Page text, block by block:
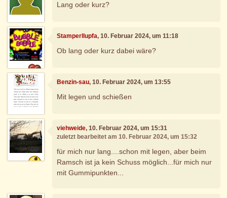
Lang oder kurz?
Stamperllupfa, 10. Februar 2024, um 11:18
Ob lang oder kurz dabei wäre?
Benzin-sau, 10. Februar 2024, um 13:55
Mit legen und schießen
viehweide, 10. Februar 2024, um 15:31
zuletzt bearbeitet am 10. Februar 2024, um 15:32
für mich nur lang....schon mit legen, aber beim
Ramsch ist ja kein Schuss möglich...für mich nur
mit Gummipunkten...